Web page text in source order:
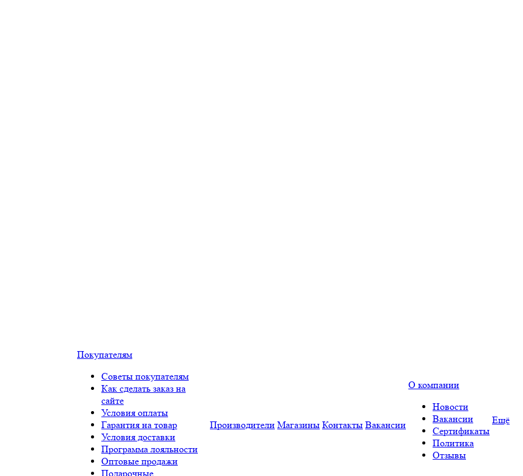
Покупателям
Советы покупателям
Как сделать заказ на
сайте
Условия оплаты
Гарантия на товар
Условия доставки
Программа лояльности
Оптовые продажи
Подарочные
Производители Магазины Контакты Вакансии
О компании
Новости
Вакансии
Сертификаты
Политика
Отзывы
Ещё